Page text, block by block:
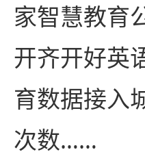
家智慧教育
开齐开好英
育数据接入
次数……